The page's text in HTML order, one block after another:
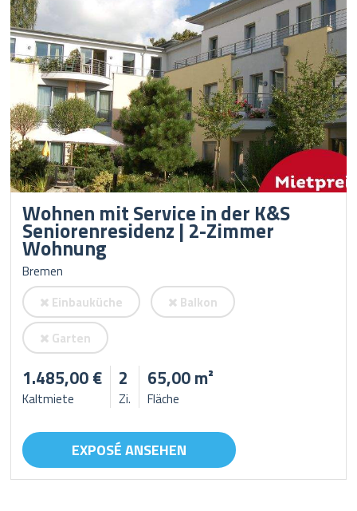
Wohnen mit Service in der K&S
Seniorenresidenz | 2-Zimmer
Wohnung
Bremen
Einbauküche
Balkon
Garten
1.485,00 €
Kaltmiete
2
Zi.
65,00 m²
Fläche
EXPOSÉ ANSEHEN